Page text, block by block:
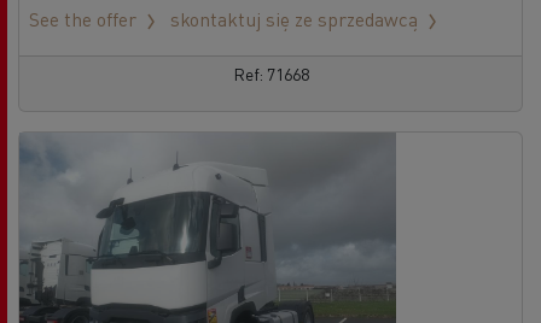
See the offer
skontaktuj się ze sprzedawcą
Ref: 71668